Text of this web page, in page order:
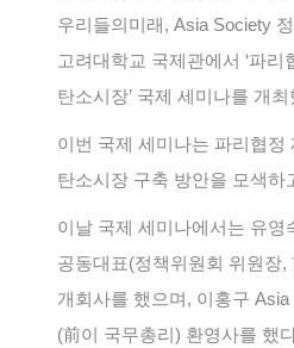
우리들의미래, Asia Society
고려대학교 국제관에서 ‘파
탄소시장’ 국제 세미나를 개최
이번 국제 세미나는 파리협정
탄소시장 구축 방안을 모색하
이날 국제 세미나에서는 유영
공동대표(정책위원회 위원장,
개회사를 했으며, 이홍구
(前이 국무총리) 환영사를 했